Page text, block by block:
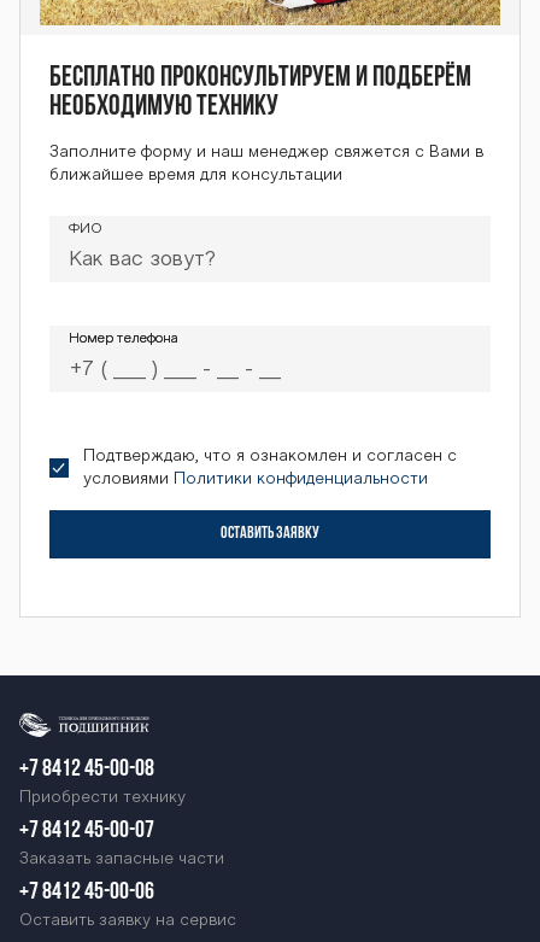
Бесплатно проконсультируем и подберём
необходимую технику
Заполните форму и наш менеджер свяжется с Вами в
ближайшее время для консультации
ФИО
Номер телефона
Номер телефона
Подтверждаю, что я ознакомлен и согласен с
условиями
Политики конфиденциальности
ОСТАВИТЬ ЗАЯВКУ
+7 8412 45-00-08
Приобрести технику
+7 8412 45-00-07
Заказать запасные части
+7 8412 45-00-06
Оставить заявку на сервис